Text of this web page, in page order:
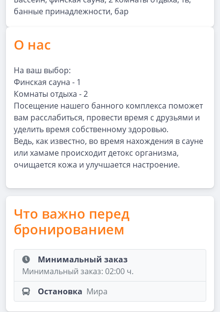
банные принадлежности, бар
О нас
На ваш выбор:
Финская сауна - 1
Комнаты отдыха - 2
Посещение нашего банного комплекса поможет
вам расслабиться, провести время с друзьями и
уделить время собственному здоровью.
Ведь, как известно, во время нахождения в сауне
или хамаме происходит детокс организма,
очищается кожа и улучшается настроение.
Что важно перед
бронированием
Минимальный заказ
Минимальный заказ: 02:00 ч.
Остановка Мира